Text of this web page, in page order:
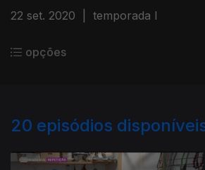
22 set. 2020 temporada I
opções
20 episódios